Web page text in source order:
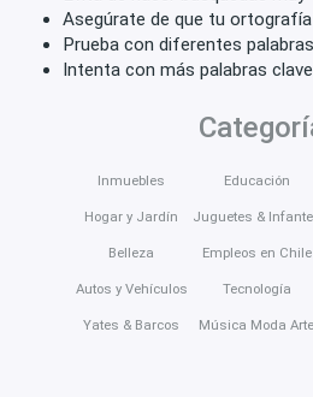
Asegúrate de que tu
Prueba con diferentes
Intenta con más palabras
Inmuebles
Hogar y Jardín
Belleza
Autos y Vehículos
Yates & Barcos
Educación
Juguetes &
Empleos en Chile
Tecnología
Música Moda Arte